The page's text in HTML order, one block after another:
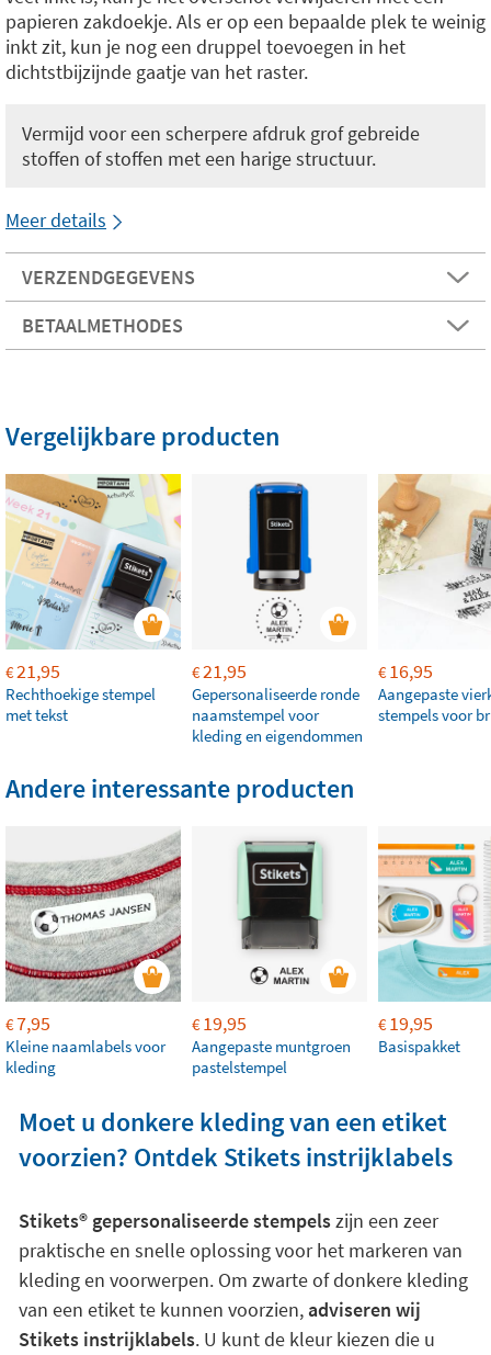
papieren zakdoekje. Als er op een bepaalde plek te weinig
inkt zit, kun je nog een druppel toevoegen in het
dichtstbijzijnde gaatje van het raster.
Vermijd voor een scherpere afdruk grof gebreide
stoffen of stoffen met een harige structuur.
Meer details
VERZENDGEGEVENS
BETAALMETHODES
Vergelijkbare producten
€21,95
Rechthoekige stempel
met tekst
€21,95
Gepersonaliseerde ronde
naamstempel voor
kleding en eigendommen
€16,95
Aangepaste
stempels voor
Andere interessante producten
€7,95
Kleine naamlabels voor
kleding
€19,95
Aangepaste muntgroen
pastelstempel
€19,95
Basispakket
Moet u donkere kleding van een etiket
voorzien? Ontdek Stikets instrijklabels
Stikets®️ gepersonaliseerde stempelszijn een zeer
praktische en snelle oplossing voor het markeren van
kleding en voorwerpen. Om zwarte of donkere kleding
van een etiket te kunnen voorzien,adviseren wij
Stikets instrijklabels. U kunt de kleur kiezen die u